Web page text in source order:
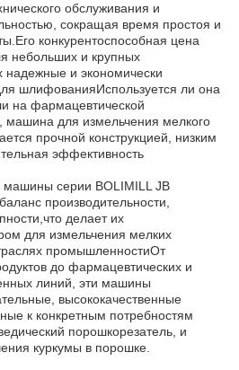
обслуживания и
сокращая время простоя и
конкурентоспособная цена
небольших и крупных
и экономически
шлифованияИспользуется ли она
на фармацевтической
машина для измельчения мелкого
прочной конструкцией, низким
эффективность
серии BOLIMILL JB
производительности,
делает их
для измельчения мелких
промышленностиОт
до фармацевтических и
линий, эти машины
высококачественные
к конкретным потребностям
порошкорезатель, и
куркумы в порошке.